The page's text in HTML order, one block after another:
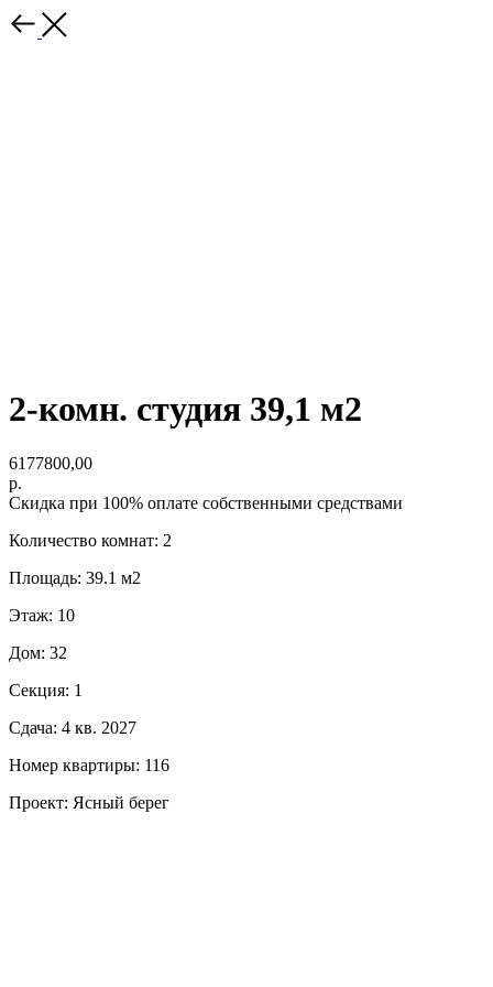
2-комн. студия 39,1 м2
6177800,00
р.
Скидка при 100% оплате собственными средствами
Количество комнат: 2
Площадь: 39.1 м2
Этаж: 10
Дом: 32
Секция: 1
Сдача: 4 кв. 2027
Номер квартиры: 116
Проект: Ясный берег